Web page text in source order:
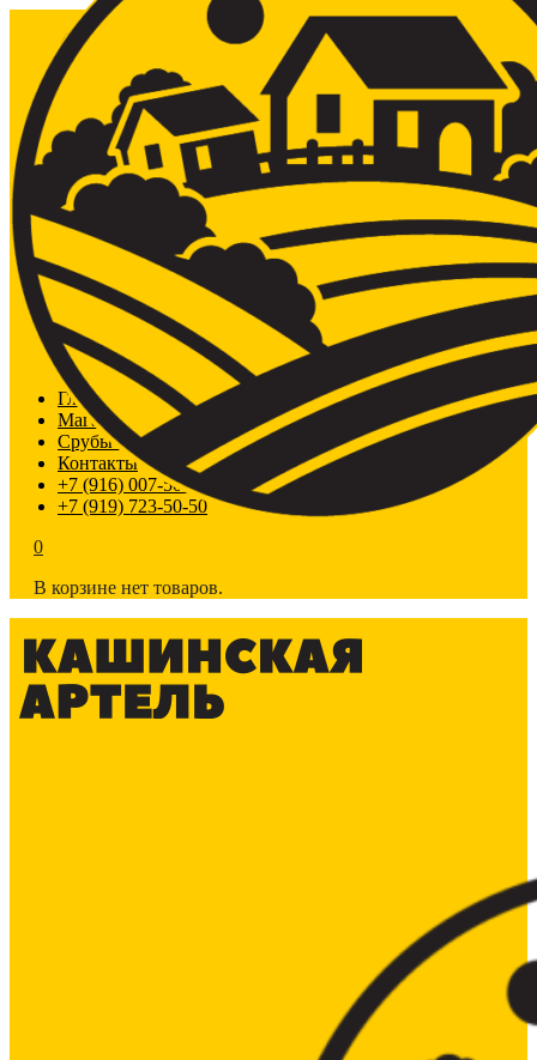
Главная
Магазин
Срубы из сосны
Контакты
+7 (916) 007-50-50
+7 (919) 723-50-50
0
В корзине нет товаров.